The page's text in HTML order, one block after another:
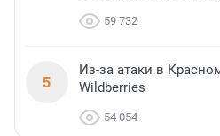
59 732
5
Из-за атаки в
Wildberries
54 054